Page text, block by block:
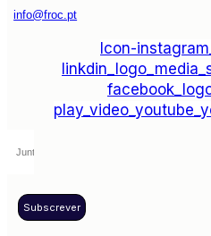
info@froc.pt
Icon-
Subscrever